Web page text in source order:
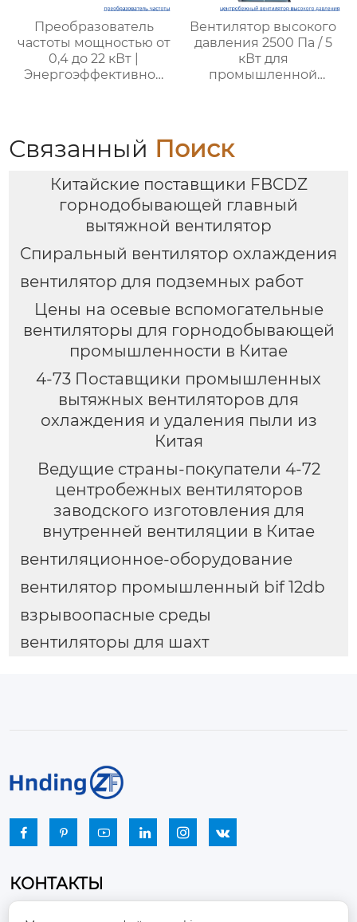
Преобразователь
частоты мощностью от
0,4 до 22 кВт |
Энергоэффективное
Вентилятор высокого
давления 2500 Па / 5
кВт для
промышленной
Связанный Поиск
Китайские поставщики FBCDZ
горнодобывающей главный
вытяжной вентилятор
Спиральный вентилятор охлаждения
вентилятор для подземных работ
Цены на осевые вспомогательные
вентиляторы для горнодобывающей
промышленности в Китае
4-73 Поставщики промышленных
вытяжных вентиляторов для
охлаждения и удаления пыли из
Китая
Ведущие страны-покупатели 4-72
центробежных вентиляторов
заводского изготовления для
внутренней вентиляции в Китае
вентиляционное-оборудование
вентилятор промышленный bif 12db
взрывоопасные среды
вентиляторы для шахт
     
КОНТАКТЫ
Промышленный парк, город Наньцзяо,